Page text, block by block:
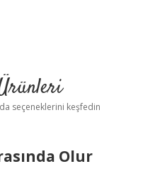
seçeneklerini keşfedin
Olur